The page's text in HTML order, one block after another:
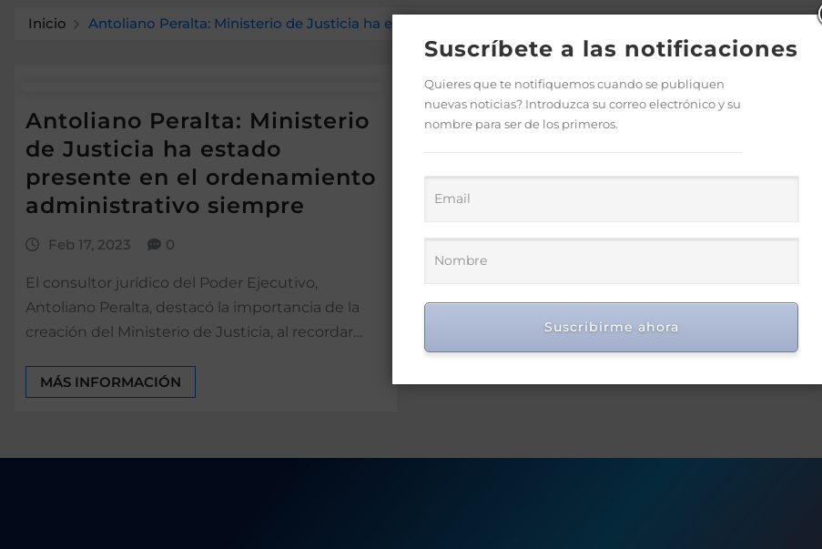
Inicio Antoliano Peralta: Ministerio de Justicia ha estado presente en el ordenamiento administrativo siempre
Antoliano Peralta: Ministerio
de Justicia ha estado
presente en el ordenamiento
administrativo siempre
Feb 17, 2023 0
El consultor jurídico del Poder Ejecutivo,
Antoliano Peralta, destacó la importancia de la
creación del Ministerio de Justicia, al recordar…
MÁS INFORMACIÓN
Suscríbete a las notificaciones
Quieres que te notifiquemos cuando se publiquen
nuevas noticias? Introduzca su correo electrónico y su
nombre para ser de los primeros.
Suscribirme ahora